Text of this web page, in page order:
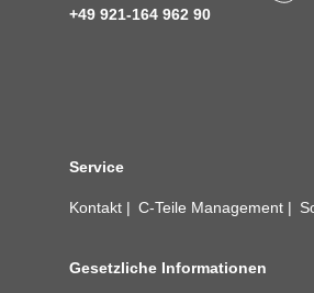
+49 921-164 962 90
Service
Kontakt C-Teile Management
Gesetzliche Informationen